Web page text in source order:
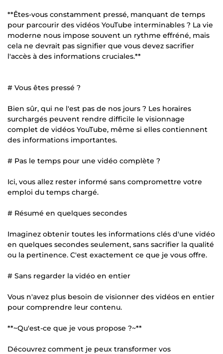
**Êtes-vous constamment pressé, manquant de temps
pour parcourir des vidéos YouTube interminables ? La vie
moderne nous impose souvent un rythme effréné, mais
cela ne devrait pas signifier que vous devez sacrifier
l'accès à des informations cruciales.**
# Vous êtes pressé ?
Bien sûr, qui ne l'est pas de nos jours ? Les horaires
surchargés peuvent rendre difficile le visionnage
complet de vidéos YouTube, même si elles contiennent
des informations importantes.
# Pas le temps pour une vidéo complète ?
Ici, vous allez rester informé sans compromettre votre
emploi du temps chargé.
# Résumé en quelques secondes
Imaginez obtenir toutes les informations clés d'une vidéo
en quelques secondes seulement, sans sacrifier la qualité
ou la pertinence. C'est exactement ce que je vous offre.
# Sans regarder la vidéo en entier
Vous n'avez plus besoin de visionner des vidéos en entier
pour comprendre leur contenu.
**~Qu'est-ce que je vous propose ?~**
Découvrez comment je peux transformer vos